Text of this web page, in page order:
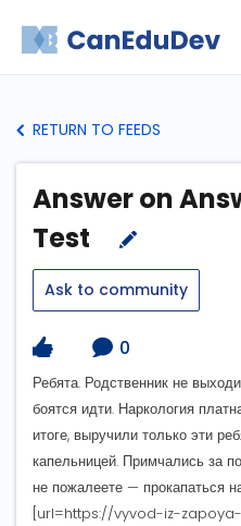
RETURN TO FEEDS
Answer on
Test
Ask to community
0
Ребята. Родственник не
боятся идти. Наркология
итоге, выручили только эти
капельницей. Примчались за
не пожалеете — прокапаться
[url=https://vyvod-iz-